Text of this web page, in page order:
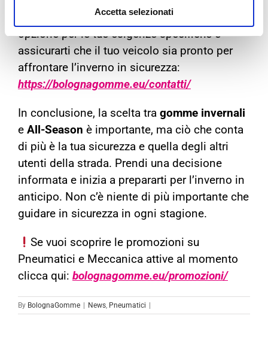
Accetta selezionati
il giusto supporto, consigliarti sulla migliore
opzione per le tue esigenze specifiche e
assicurarti che il tuo veicolo sia pronto per
affrontare l’inverno in sicurezza:
https://bolognagomme.eu/contatti/
In conclusione, la scelta tra gomme invernali
e All-Season è importante, ma ciò che conta
di più è la tua sicurezza e quella degli altri
utenti della strada. Prendi una decisione
informata e inizia a prepararti per l’inverno in
anticipo. Non c’è niente di più importante che
guidare in sicurezza in ogni stagione.
Se vuoi scoprire le promozioni su
Pneumatici e Meccanica attive al momento
clicca qui: bolognagomme.eu/promozioni/
By BolognaGomme News, Pneumatici